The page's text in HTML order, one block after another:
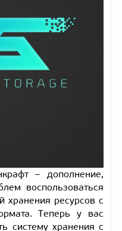
– дополнение,
воспользоваться
хранения ресурсов с
Теперь у вас
систему хранения с